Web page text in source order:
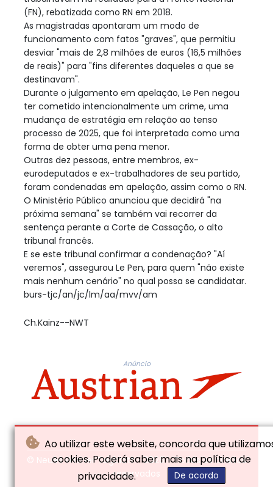
Ao utilizar este website, concorda que
cookies. Poderá saber mais na política de
privacidade.
De acordo
(FN), rebatizada como RN em 2018.
As magistradas apontaram um modo de
funcionamento com fatos "graves", que permitiu
desviar "mais de 2,8 milhões de euros (16,5 milhões
de reais)" para "fins diferentes daqueles a que se
destinavam".
Durante o julgamento em apelação, Le Pen negou
ter cometido intencionalmente um crime, uma
mudança de estratégia em relação ao tenso
processo de 2025, que foi interpretada como uma
forma de obter uma pena menor.
Outras dez pessoas, entre membros, ex-
eurodeputados e ex-trabalhadores de seu partido,
foram condenadas em apelação, assim como o RN.
O Ministério Público anunciou que decidirá "na
próxima semana" se também vai recorrer da
sentença perante a Corte de Cassação, o alto
tribunal francês.
E se este tribunal confirmar a condenação? "Aí
veremos", assegurou Le Pen, para quem "não existe
mais nenhum cenário" no qual possa se candidatar.
burs-tjc/an/jc/lm/aa/mvv/am
Ch.Kainz--NWT
Anúncio
© Neues Wiener Tagblatt - 2026 - Todos os direitos
reservados